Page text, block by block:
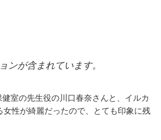
ンが含まれています。
室の先生役の川口春奈さんと、イルカ
女性が綺麗だったので、とても印象に残